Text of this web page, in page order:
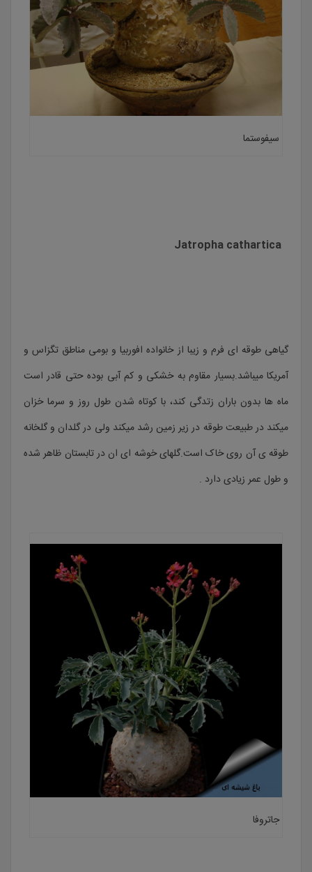
سیفوستما
Jatropha cathartica
گیاهی طوقه ای فرم و زیبا از خانواده افوربیا و بومی مناطق تگزاس و
آمریکا میباشد.بسیار مقاوم به خشکی و کم آبی بوده حتی قادر است
ماه ها بدون باران زتدگی کند، با کوتاه شدن طول روز و سرما خزان
میکند در طبیعت طوقه در زیر زمین رشد میکند ولی در گلدان و گلخانه
طوقه ی آن روی خاک است.گلهای خوشه ای ان در تابستان ظاهر شده
و طول عمر زیادی دارد .
جاتروفا